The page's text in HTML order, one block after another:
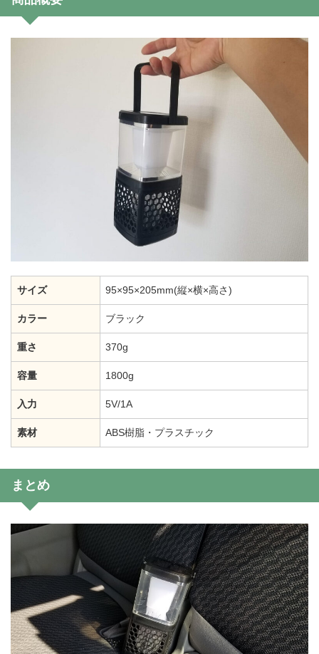
サイズ 95×95×205mm(縦×横×高さ)
カラー ブラック
重さ 370g
容量 1800g
入力 5V/1A
素材 ABS樹脂・プラスチック
まとめ